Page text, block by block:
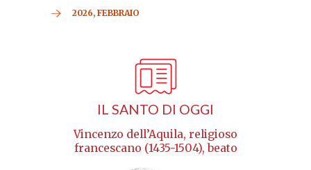
2026, FEBBRAIO
IL SANTO DI OGGI
Vincenzo dell’Aquila, religioso
francescano (1435-1504), beato